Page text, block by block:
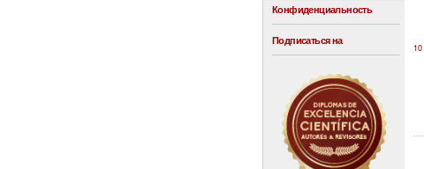
Конфиденциальность
Подписаться на
10